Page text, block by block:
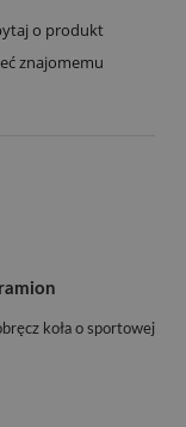
o produkt
znajomemu
koła o sportowej